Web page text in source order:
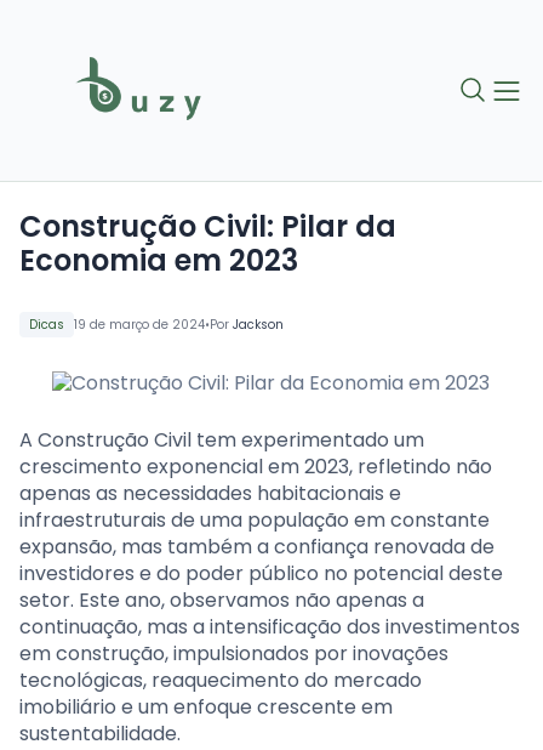
Dicas 19 de março de 2024•Por Jackson
Construção Civil: Pilar da
Economia em 2023
A Construção Civil tem experimentado um
crescimento exponencial em 2023, refletindo não
apenas as necessidades habitacionais e
infraestruturais de uma população em constante
expansão, mas também a confiança renovada de
investidores e do poder público no potencial deste
setor. Este ano, observamos não apenas a
continuação, mas a intensificação dos investimentos
em construção, impulsionados por inovações
tecnológicas, reaquecimento do mercado
imobiliário e um enfoque crescente em
sustentabilidade.